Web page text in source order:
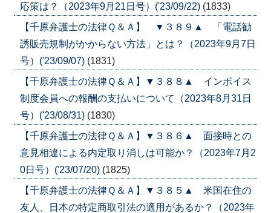
応策は？（2023年9月21日号）('23/09/22) (1833)
【千原弁護士の法律Ｑ＆Ａ】 ▼３８９▲ 「電話勧
誘販売規制がかからない方法」とは？（2023年9月7日
号）('23/09/07) (1831)
【千原弁護士の法律Ｑ＆Ａ】▼３８８▲ インボイス
制度会員への報酬の支払いについて（2023年8月31日
号）('23/08/31) (1830)
【千原弁護士の法律Ｑ＆Ａ】▼３８６▲ 面接時との
意見相違による内定取り消しは可能か？（2023年7月2
0日号）('23/07/20) (1825)
【千原弁護士の法律Ｑ＆Ａ】▼３８５▲ 米国在住の
友人、日本の特定商取引法の適用があるか？（2023年